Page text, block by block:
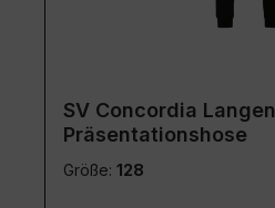
SV Concordia Langen
Präsentationshose
Größe: 128